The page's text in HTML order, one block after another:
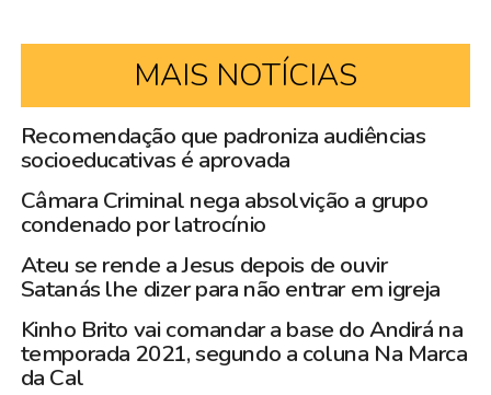
MAIS NOTÍCIAS
Recomendação que padroniza audiências
socioeducativas é aprovada
Câmara Criminal nega absolvição a grupo
condenado por latrocínio
Ateu se rende a Jesus depois de ouvir
Satanás lhe dizer para não entrar em igreja
Kinho Brito vai comandar a base do Andirá na
temporada 2021, segundo a coluna Na Marca
da Cal